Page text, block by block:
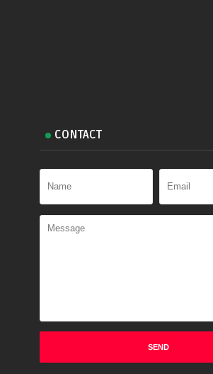
CONTACT